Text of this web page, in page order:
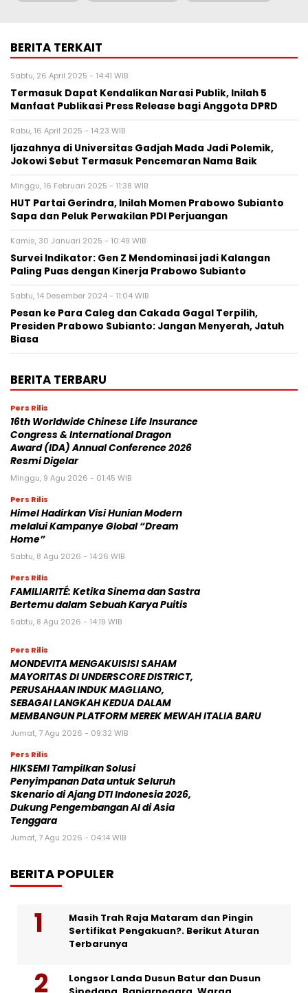
BERITA TERKAIT
Sabtu, 26 April 2025 - 14:41 WIB
Termasuk Dapat Kendalikan Narasi Publik, Inilah 5
Manfaat Publikasi Press Release bagi Anggota DPRD
Rabu, 16 April 2025 - 14:23 WIB
Ijazahnya di Universitas Gadjah Mada Jadi Polemik,
Jokowi Sebut Termasuk Pencemaran Nama Baik
Minggu, 16 Februari 2025 - 11:38 WIB
HUT Partai Gerindra, Inilah Momen Prabowo Subianto
Sapa dan Peluk Perwakilan PDI Perjuangan
Kamis, 30 Januari 2025 - 10:49 WIB
Survei Indikator: Gen Z Mendominasi jadi Kalangan
Paling Puas dengan Kinerja Prabowo Subianto
Sabtu, 14 Desember 2024 - 11:04 WIB
Pesan ke Para Caleg dan Cakada Gagal Terpilih,
Presiden Prabowo Subianto: Jangan Menyerah, Jatuh
Biasa
BERITA TERBARU
Pers Rilis
16th Worldwide Chinese Life Insurance
Congress & International Dragon
Award (IDA) Annual Conference 2026
Resmi Digelar
Minggu, 9 Agu 2026 - 01:45 WIB
Pers Rilis
Himel Hadirkan Visi Hunian Modern
melalui Kampanye Global “Dream
Home”
Sabtu, 8 Agu 2026 - 14:26 WIB
Pers Rilis
FAMILIARITÉ: Ketika Sinema dan Sastra
Bertemu dalam Sebuah Karya Puitis
Sabtu, 8 Agu 2026 - 14:19 WIB
Pers Rilis
MONDEVITA MENGAKUISISI SAHAM
MAYORITAS DI UNDERSCORE DISTRICT,
PERUSAHAAN INDUK MAGLIANO,
SEBAGAI LANGKAH KEDUA DALAM
MEMBANGUN PLATFORM MEREK MEWAH ITALIA BARU
Jumat, 7 Agu 2026 - 09:32 WIB
Pers Rilis
HIKSEMI Tampilkan Solusi
Penyimpanan Data untuk Seluruh
Skenario di Ajang DTI Indonesia 2026,
Dukung Pengembangan AI di Asia
Tenggara
Jumat, 7 Agu 2026 - 04:14 WIB
BERITA POPULER
Masih Trah Raja Mataram dan Pingin
Sertifikat Pengakuan?. Berikut Aturan
Terbarunya
Longsor Landa Dusun Batur dan Dusun